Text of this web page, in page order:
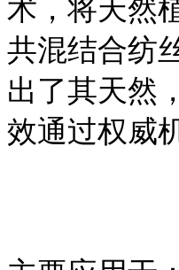
术，将天然
共混结合纺
出了其天然
效通过权威